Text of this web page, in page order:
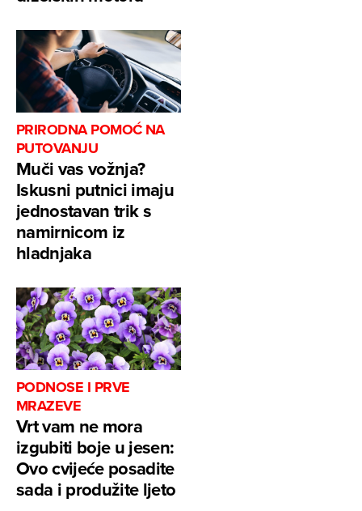
PRIRODNA POMOĆ NA
PUTOVANJU
Muči vas vožnja?
Iskusni putnici imaju
jednostavan trik s
namirnicom iz
hladnjaka
PODNOSE I PRVE
MRAZEVE
Vrt vam ne mora
izgubiti boje u jesen:
Ovo cvijeće posadite
sada i produžite ljeto